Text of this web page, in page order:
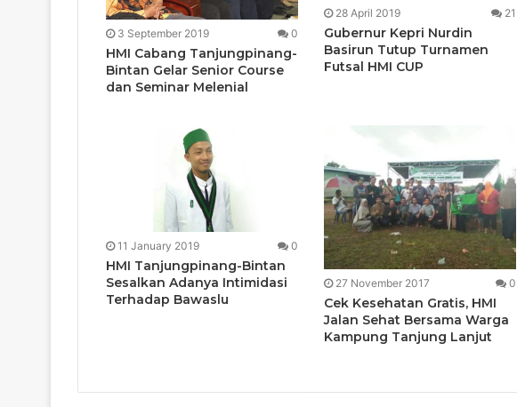
3 September 2019 0
HMI Cabang Tanjungpinang-
Bintan Gelar Senior Course
dan Seminar Melenial
28 April 2019 21
Gubernur Kepri Nurdin
Basirun Tutup Turnamen
Futsal HMI CUP
11 January 2019 0
HMI Tanjungpinang-Bintan
Sesalkan Adanya Intimidasi
Terhadap Bawaslu
27 November 2017 0
Cek Kesehatan Gratis, HMI
Jalan Sehat Bersama Warga
Kampung Tanjung Lanjut